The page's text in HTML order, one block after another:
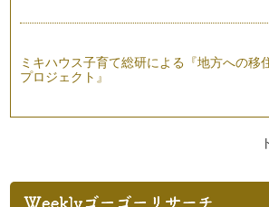
ミキハウス子育て総研による『地方への移
プロジェクト』